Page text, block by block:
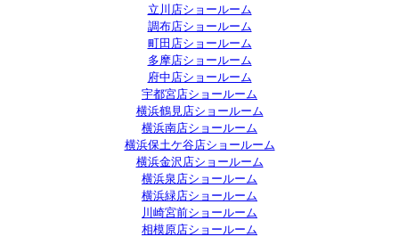
立川店ショールーム
調布店ショールーム
町田店ショールーム
多摩店ショールーム
府中店ショールーム
宇都宮店ショールーム
横浜鶴見店ショールーム
横浜南店ショールーム
横浜保土ケ谷店ショールーム
横浜金沢店ショールーム
横浜泉店ショールーム
横浜緑店ショールーム
川崎宮前ショールーム
相模原店ショールーム